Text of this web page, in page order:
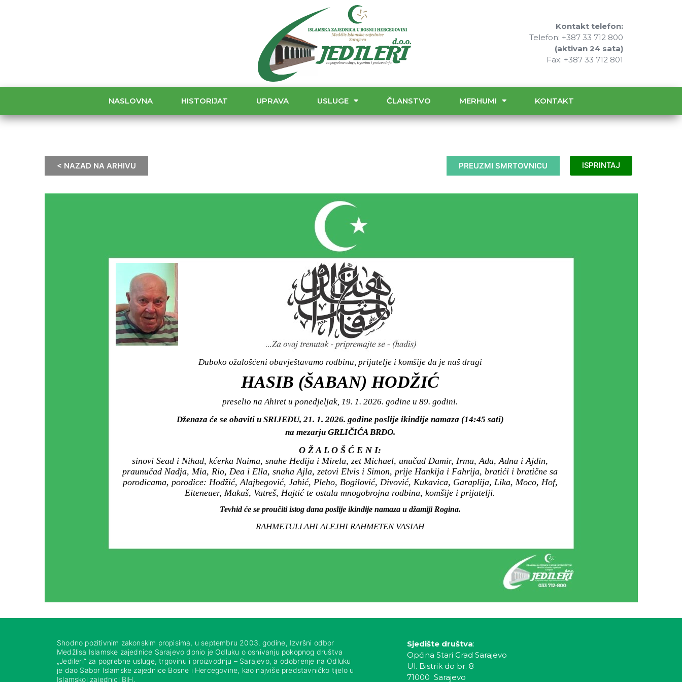
Kontakt telefon:
Telefon: +387 33 712 800
(aktivan 24 sata)
Fax: +387 33 712 801
NASLOVNA HISTORIJAT UPRAVA USLUGE ČLANSTVO MERHUMI KONTAKT
< NAZAD NA ARHIVU PREUZMI SMRTOVNICU ISPRINTAJ
Duboko ožalošćeni obavještavamo rodbinu, prijatelje i komšije da je naš dragi
HASIB (ŠABAN) HODŽIĆ
preselio na Ahiret u ponedjeljak, 19. 1. 2026. godine u 89. godini.
Dženaza će se obaviti u SRIJEDU, 21. 1. 2026. godine poslije ikindije namaza (14:45 sati)
na mezarju GRLIČIĆA BRDO.
O Ž A L O Š Ć E N I:
sinovi Sead i Nihad, kćerka Naima, snahe Hedija i Mirela, zet Michael, unučad Damir, Irma, Ada, Adna i Ajdin,
praunučad Nadja, Mia, Rio, Dea i Ella, snaha Ajla, zetovi Elvis i Simon, prije Hankija i Fahrija, bratići i bratične sa
porodicama, porodice: Hodžić, Alajbegović, Jahić, Pleho, Bogilović, Divović, Kukavica, Garaplija, Lika, Moco, Hof,
Eiteneuer, Makaš, Vatreš, Hajtić te ostala mnogobrojna rodbina, komšije i prijatelji.
Tevhid će se proučiti istog dana poslije ikindije namaza u džamiji Rogina.
RAHMETULLAHI ALEJHI RAHMETEN VASIAH
Shodno pozitivnim zakonskim propisima, u septembru 2003. godine, Izvršni odbor
Medžlisa Islamske zajednice Sarajevo donio je Odluku o osnivanju pokopnog društva
„Jedileri“ za pogrebne usluge, trgovinu i proizvodnju – Sarajevo, a odobrenje na Odluku
je dao Sabor Islamske zajednice Bosne i Hercegovine, kao najviše predstavničko tijelo u
Islamskoj zajednici BiH.
Sjedište društva:
Općina Stari Grad Sarajevo
Ul. Bistrik do br. 8
71000 Sarajevo